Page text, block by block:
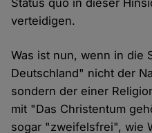
Status quo in dieser
verteidigen.
Was ist nun, wenn in die
Deutschland" nicht der
sondern der einer
mit "Das Christentum
sogar "zweifelsfrei", wie